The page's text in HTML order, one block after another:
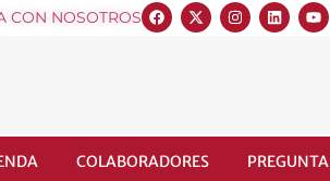
CON NOSOTROS
COLABORADORES